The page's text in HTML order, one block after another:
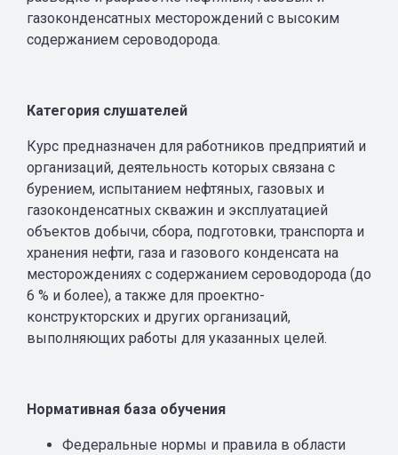
газоконденсатных месторождений с высоким
содержанием сероводорода.
Категория слушателей
Курс предназначен для работников предприятий и
организаций, деятельность которых связана с
бурением, испытанием нефтяных, газовых и
газоконденсатных скважин и эксплуатацией
объектов добычи, сбора, подготовки, транспорта и
хранения нефти, газа и газового конденсата на
месторождениях с содержанием сероводорода (до
6 % и более), а также для проектно-
конструкторских и других организаций,
выполняющих работы для указанных целей.
Нормативная база обучения
Федеральные нормы и правила в области